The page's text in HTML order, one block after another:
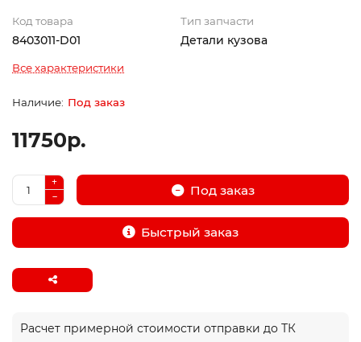
Код товара
8403011-D01
Тип запчасти
Детали кузова
Все характеристики
Под заказ
11750р.
Под заказ
Быстрый заказ
Расчет примерной стоимости отправки до ТК